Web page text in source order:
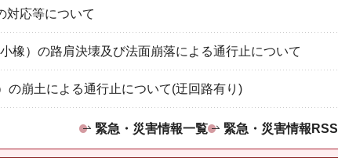
対応等について
橡）の路肩決壊及び法面崩落による通行止について
の崩土による通行止について(迂回路有り)
緊急・災害情報一覧 緊急・災害情報RSS